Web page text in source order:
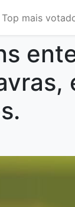
Top mais